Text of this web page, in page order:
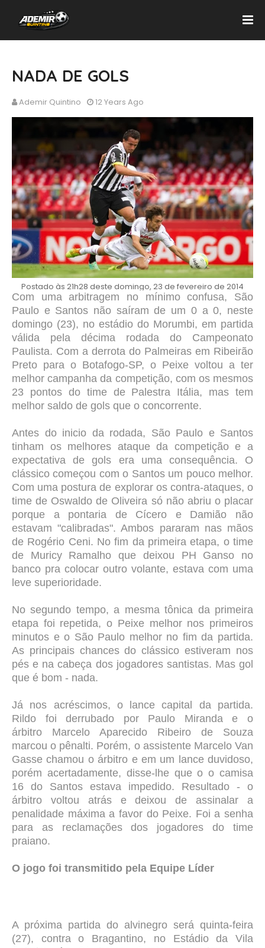
NADA DE GOLS
Ademir Quintino 12 Years Ago
Postado às 21h28 deste domingo, 23 de fevereiro de 2014
Com uma arbitragem no mínimo confusa, São
Paulo e Santos não saíram de um 0 a 0, neste
domingo (23), no estádio do Morumbi, em partida
válida pela décima rodada do Campeonato
Paulista. Com a derrota do Palmeiras em Ribeirão
Preto para o Botafogo-SP, o Peixe voltou a ter
melhor campanha da competição, com os mesmos
23 pontos do time de Palestra Itália, mas tem
melhor saldo de gols que o concorrente.
Antes do inicio da rodada, São Paulo e Santos
tinham os melhores ataque da competição e a
expectativa de gols era uma consequência. O
clássico começou com o Santos um pouco melhor.
Com uma postura de explorar os contra-ataques, o
time de Oswaldo de Oliveira só não abriu o placar
porque a pontaria de Cícero e Damião não
estavam "calibradas". Ambos pararam nas mãos
de Rogério Ceni. No fim da primeira etapa, o time
de Muricy Ramalho que deixou PH Ganso no
banco pra colocar outro volante, estava com uma
leve superioridade.
No segundo tempo, a mesma tônica da primeira
etapa foi repetida, o Peixe melhor nos primeiros
minutos e o São Paulo melhor no fim da partida.
As principais chances do clássico estiveram nos
pés e na cabeça dos jogadores santistas. Mas gol
que é bom - nada.
Já nos acréscimos, o lance capital da partida.
Rildo foi derrubado por Paulo Miranda e o
árbitro Marcelo Aparecido Ribeiro de Souza
marcou o pênalti. Porém, o assistente Marcelo Van
Gasse chamou o árbitro e em um lance duvidoso,
porém acertadamente, disse-lhe que o o camisa
16 do Santos estava impedido. Resultado - o
árbitro voltou atrás e deixou de assinalar a
penalidade máxima a favor do Peixe. Foi a senha
para as reclamações dos jogadores do time
praiano.
O jogo foi transmitido pela Equipe Líder
A próxima partida do alvinegro será quinta-feira
(27), contra o Bragantino, no Estádio da Vila